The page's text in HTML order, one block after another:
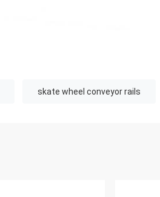
skate wheel conveyor rails